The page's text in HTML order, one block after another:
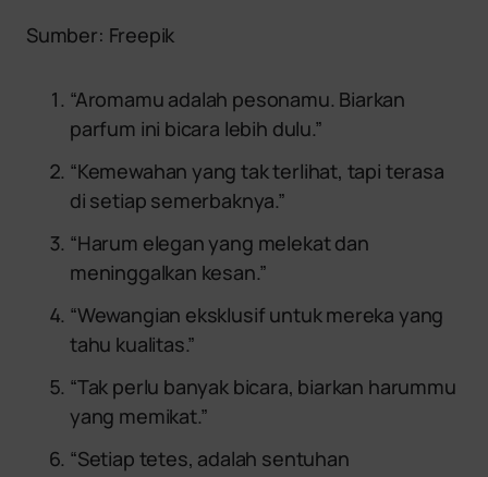
Sumber: Freepik
“Aromamu adalah pesonamu. Biarkan
parfum ini bicara lebih dulu.”
“Kemewahan yang tak terlihat, tapi terasa
di setiap semerbaknya.”
“Harum elegan yang melekat dan
meninggalkan kesan.”
“Wewangian eksklusif untuk mereka yang
tahu kualitas.”
“Tak perlu banyak bicara, biarkan harummu
yang memikat.”
“Setiap tetes, adalah sentuhan